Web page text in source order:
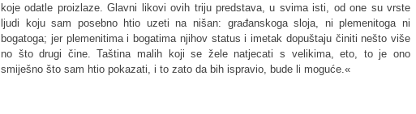
koje odatle proizlaze. Glavni likovi ovih triju predstava, u svima isti, od one su vrste
ljudi koju sam posebno htio uzeti na nišan: građanskoga sloja, ni plemenitoga ni
bogatoga; jer plemenitima i bogatima njihov status i imetak dopuštaju činiti nešto više
no što drugi čine. Taština malih koji se žele natjecati s velikima, eto, to je ono
smiješno što sam htio pokazati, i to zato da bih ispravio, bude li moguće.«